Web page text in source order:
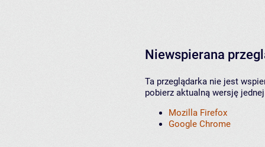
Niewspierana
Ta przeglądarka nie jest
pobierz aktualną wersję
Mozilla Firefox
Google Chrome